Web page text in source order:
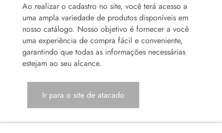
Ao realizar o cadastro no site, você terá acesso a
uma ampla variedade de produtos disponíveis em
nosso catálogo. Nosso objetivo é fornecer a você
uma experiência de compra fácil e conveniente,
garantindo que todas as informações necessárias
estejam ao seu alcance.
Ir para o site de atacado